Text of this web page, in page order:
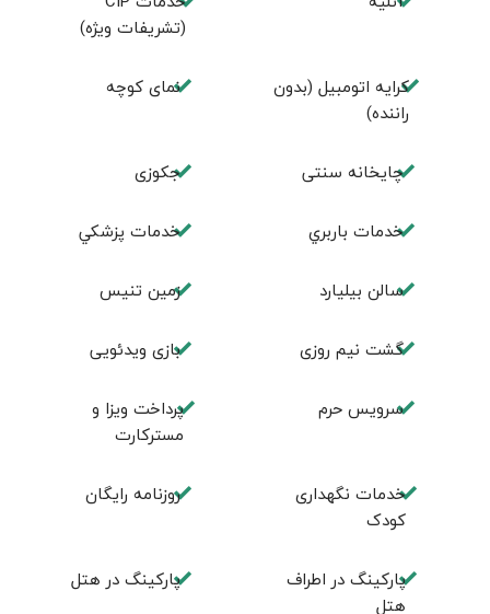
(تشریفات ویژه)
کرایه اتومبیل (بدون
راننده)
نمای کوچه
چايخانه سنتی جكوزی
خدمات باربري خدمات پزشكي
سالن بيليارد زمين تنيس
گشت نیم روزی بازی ویدئویی
سرویس حرم
پرداخت ویزا و
مسترکارت
خدمات نگهداری
کودک
روزنامه رایگان
پارکینگ در اطراف
هتل
پارکینگ در هتل